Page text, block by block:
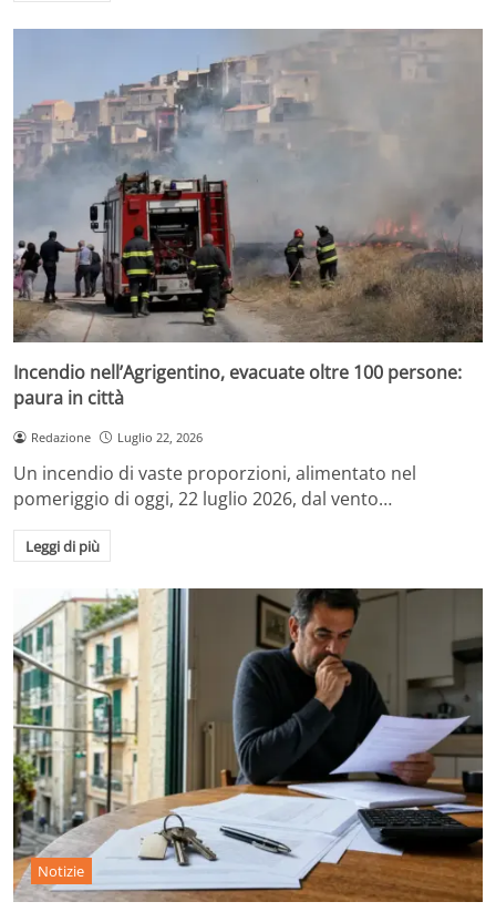
Incendio nell’Agrigentino, evacuate oltre 100 persone:
paura in città
Redazione Luglio 22, 2026
Un incendio di vaste proporzioni, alimentato nel
pomeriggio di oggi, 22 luglio 2026, dal vento…
Leggi di più
Notizie